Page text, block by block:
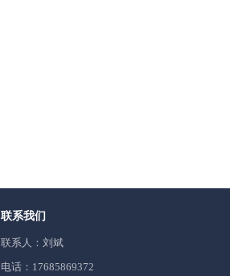
联系我们
联系人：刘斌
电话：17685869372